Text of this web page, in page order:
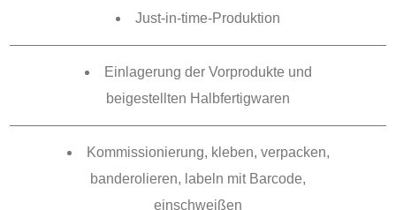
Just-in-time-Produktion
Einlagerung der Vorprodukte und
beigestellten Halbfertigwaren
Kommissionierung, kleben, verpacken,
banderolieren, labeln mit Barcode,
einschweißen